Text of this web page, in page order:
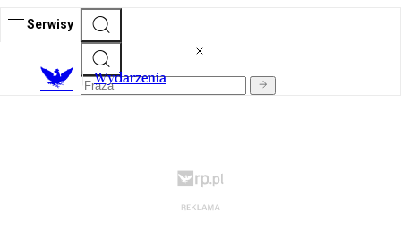
Serwisy
Wydarzenia